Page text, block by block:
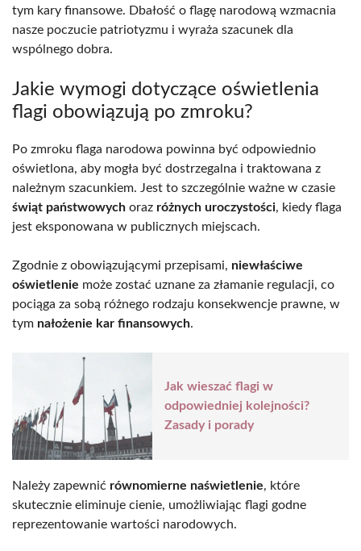
tym kary finansowe. Dbałość o flagę narodową wzmacnia
nasze poczucie patriotyzmu i wyraża szacunek dla
wspólnego dobra.
Jakie wymogi dotyczące oświetlenia
flagi obowiązują po zmroku?
Po zmroku flaga narodowa powinna być odpowiednio
oświetlona, aby mogła być dostrzegalna i traktowana z
należnym szacunkiem. Jest to szczególnie ważne w czasie
świąt państwowych oraz różnych uroczystości, kiedy flaga
jest eksponowana w publicznych miejscach.
Zgodnie z obowiązującymi przepisami, niewłaściwe
oświetlenie może zostać uznane za złamanie regulacji, co
pociąga za sobą różnego rodzaju konsekwencje prawne, w
tym nałożenie kar finansowych.
Jak wieszać flagi w
odpowiedniej kolejności?
Zasady i porady
Należy zapewnić równomierne naświetlenie, które
skutecznie eliminuje cienie, umożliwiając flagi godne
reprezentowanie wartości narodowych.